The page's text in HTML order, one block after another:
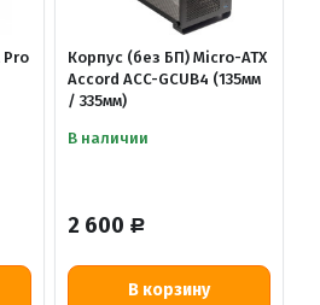
Pro
Корпус (без БП) Micro-ATX
Accord ACC-GCUB4 (135мм
/ 335мм)
В наличии
2 600 Р
В корзину